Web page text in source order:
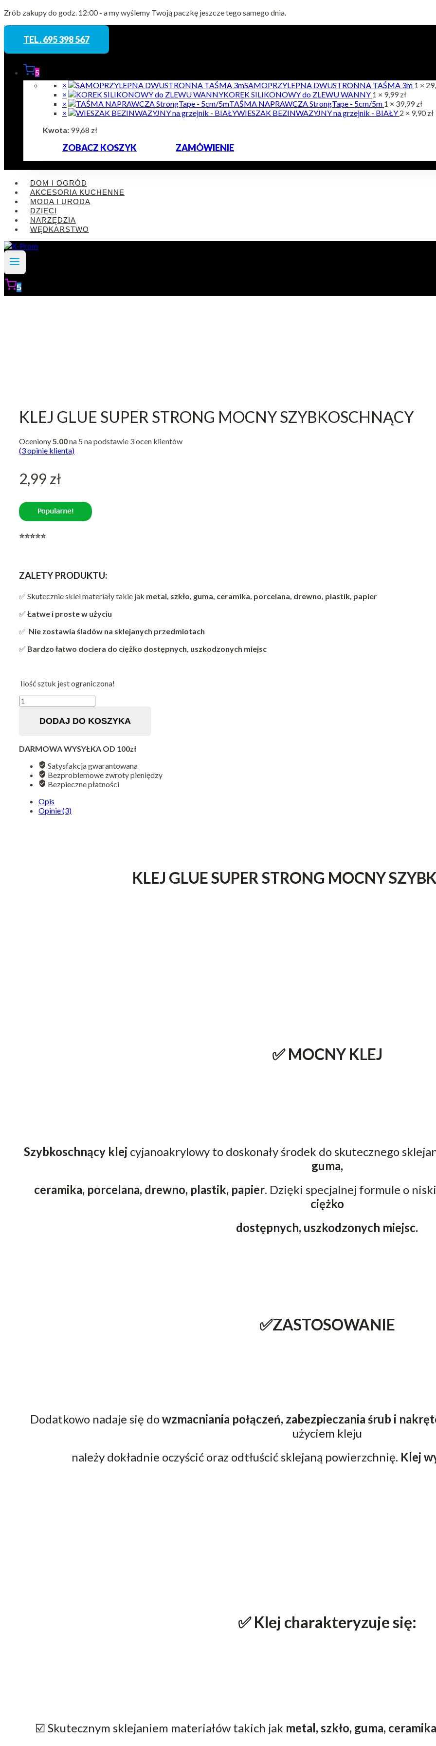
Przejdź
treści
Zrób zakupy do godz. 12:00 - a my wyślemy Twoją paczkę jeszcze tego samego dnia.
TEL. 695 398 567
5
×
SAMOPRZYLEPNA DWUSTRONNA TAŚMA 3m 1 ×
×
KOREK SILIKONOWY do ZLEWU WANNY 1 × 9,99zł
×
TAŚMA NAPRAWCZA StrongTape - 5cm/5m 1 × 39,99zł
×
WIESZAK BEZINWAZYJNY na grzejnik - BIAŁY 2 × 9,90zł
Kwota: 99,68 zł
ZOBACZ KOSZYK ZAMÓWIENIE
DOM I OGRÓD
AKCESORIA KUCHENNE
MODA I URODA
DZIECI
NARZĘDZIA
WĘDKARSTWO
5
KLEJ GLUE SUPER STRONG MOCNY SZYBKOSCHNĄCY
Oceniony5.00na 5 na podstawie 3ocen klientów
(3opinie klienta)
2,99 zł
⭐⭐⭐⭐⭐
ZALETY PRODUKTU:
✅ Skutecznie sklei materiały takie jak metal, szkło, guma, ceramika, porcelana, drewno, plastik, papier
✅Łatwe i proste w użyciu
✅ Nie zostawia śladów na sklejanych przedmiotach
✅ Bardzo łatwo dociera do ciężko dostępnych, uszkodzonych miejsc
Ilość sztuk jest ograniczona!
ilość
KLEJ
MOCNY
DODAJ DO KOSZYKA
DARMOWA WYSYŁKA OD 100zł
Satysfakcja gwarantowana
Bezproblemowe zwroty pieniędzy
Bezpieczne płatności
Opis
Opinie (3)
KLEJ GLUE SUPER STRONG MOCNY
✅ MOCNY KLEJ
Szybkoschnący klej cyjanoakrylowy to doskonały środek do skutecznego
guma,
ceramika, porcelana, drewno, plastik, papier. Dzięki specjalnej formule o
ciężko
dostępnych, uszkodzonych miejsc.
✅ZASTOSOWANIE
Dodatkowo nadaje się dowzmacniania połączeń, zabezpieczania śrub i
użyciem kleju
należy dokładnie oczyścić oraz odtłuścić sklejaną powierzchnię. Klej
✅ Klej charakteryzuje się:
☑️ Skutecznym sklejaniem materiałów takich jak metal, szkło, guma,